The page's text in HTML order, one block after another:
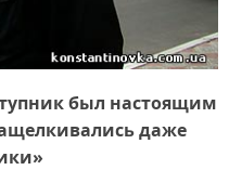
был настоящим
даже